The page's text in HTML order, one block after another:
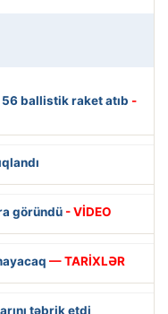
ballistik raket atıb -
göründü - VİDEO
— TARİXLƏR
təbrik etdi